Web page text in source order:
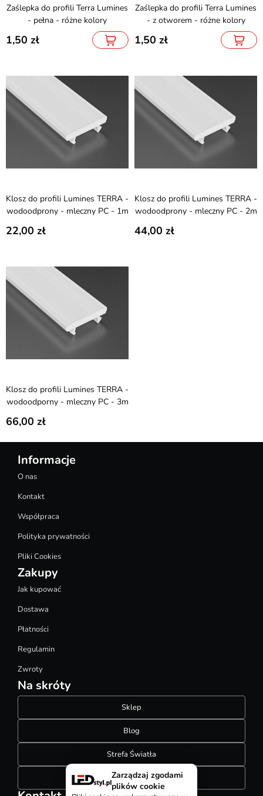
Zaślepka do profili Terra Lumines
- pełna - różne kolory
1,50
Zaślepka do profili Terra Lumines
- z otworem - różne kolory
1,50
Klosz do profili Lumines TERRA -
wodoodprony - mleczny PC - 1m
22,00
Klosz do profili Lumines TERRA -
wodoodprony - mleczny PC - 2m
44,00
Klosz do profili Lumines TERRA -
wodoodporny - mleczny PC - 3m
66,00
Informacje
O nas
Kontakt
Współpraca
Polityka prywatności
Pliki Cookies
Zakupy
Jak kupować
Dostawa
Płatności
Regulamin
Zwroty
Na skróty
Sklep
Blog
Strefa Światła
Konfigurator szynoprzewodów
Zarządzaj zgodami
plików cookie